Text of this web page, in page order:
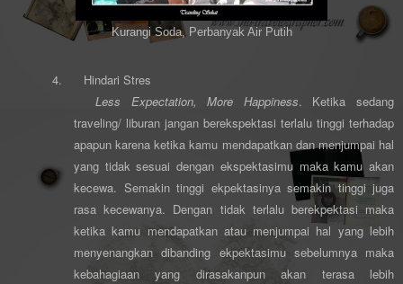
Kurangi Soda, Perbanyak Air Putih
4.
Hindari Stres
Less Expectation, More Happiness. Ketika sedang
traveling/ liburan jangan berekspektasi terlalu tinggi terhadap
apapun karena ketika kamu mendapatkan dan menjumpai hal
yang tidak sesuai dengan ekspektasimu maka kamu akan
kecewa. Semakin tinggi ekpektasinya semakin tinggi juga
rasa kecewanya. Dengan tidak terlalu berekpektasi maka
ketika kamu mendapatkan atau menjumpai hal yang lebih
menyenangkan dibanding ekpektasimu sebelumnya maka
kebahagiaan yang dirasakanpun akan terasa lebih